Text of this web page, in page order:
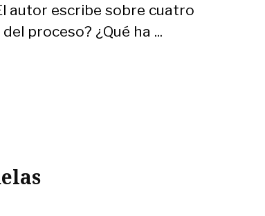
autor escribe sobre cuatro
proceso? ¿Qué ha ...